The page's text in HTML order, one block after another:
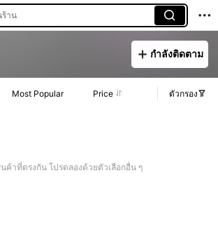
าน
กำลังติดตาม
Most Popular Price ตัวกรอง
ค้าที่ตรงกัน โปรดลองด้วยตัวเลือกอื่น ๆ